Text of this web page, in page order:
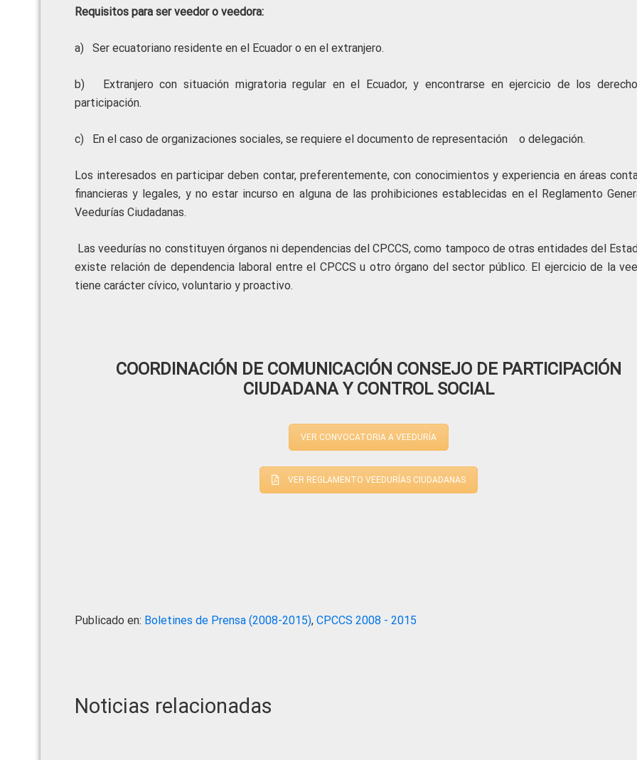
Requisitos para ser veedor o veedora:
a) Ser ecuatoriano residente en el Ecuador o en el extranjero.
b) Extranjero con situación migratoria regular en el Ecuador, y encontrarse en ejercicio de los
participación.
c) En el caso de organizaciones sociales, se requiere el documento de representación o delegación.
Los interesados en participar deben contar, preferentemente, con conocimientos y experiencia en áreas
financieras y legales, y no estar incurso en alguna de las prohibiciones establecidas en el Reglamento
Veedurías Ciudadanas.
Las veedurías no constituyen órganos ni dependencias del CPCCS, como tampoco de otras entidades del
existe relación de dependencia laboral entre el CPCCS u otro órgano del sector público. El ejercicio de la
tiene carácter cívico, voluntario y proactivo.
COORDINACIÓN DE COMUNICACIÓN CONSEJO DE PARTICIPACIÓN
CIUDADANA Y CONTROL SOCIAL
VER CONVOCATORIA A VEEDURÍA
VER REGLAMENTO VEEDURÍAS CIUDADANAS
Publicado en: Boletines de Prensa (2008-2015), CPCCS 2008 - 2015
Noticias relacionadas